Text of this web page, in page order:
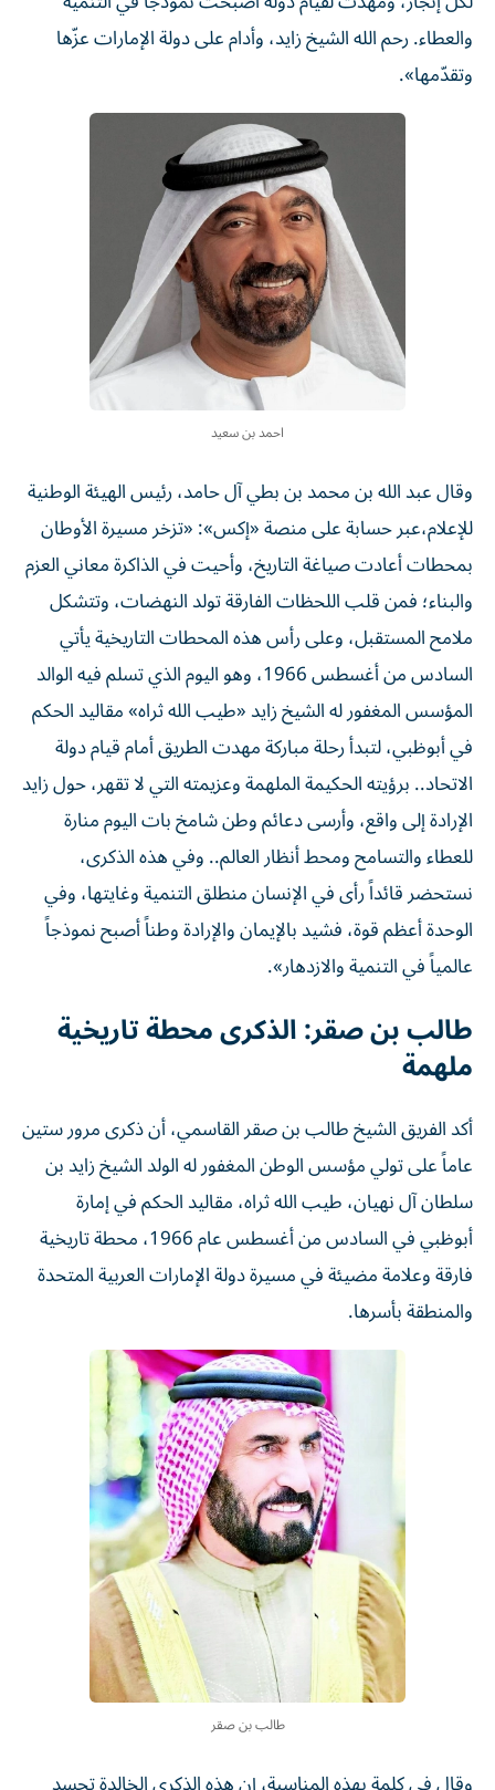
والعطاء. رحم الله الشيخ زايد، وأدام على دولة الإمارات عزّها
وتقدّمها».
احمد بن سعيد
وقال عبد الله بن محمد بن بطي آل حامد، رئيس الهيئة الوطنية
للإعلام،عبر حسابة على منصة «إكس»: «تزخر مسيرة الأوطان
بمحطات أعادت صياغة التاريخ، وأحيت في الذاكرة معاني العزم
والبناء؛ فمن قلب اللحظات الفارقة تولد النهضات، وتتشكل
ملامح المستقبل، وعلى رأس هذه المحطات التاريخية يأتي
السادس من أغسطس 1966، وهو اليوم الذي تسلم فيه الوالد
المؤسس المغفور له الشيخ زايد «طيب الله ثراه» مقاليد الحكم
في أبوظبي، لتبدأ رحلة مباركة مهدت الطريق أمام قيام دولة
الاتحاد.. برؤيته الحكيمة الملهمة وعزيمته التي لا تقهر، حول زايد
الإرادة إلى واقع، وأرسى دعائم وطن شامخ بات اليوم منارة
للعطاء والتسامح ومحط أنظار العالم.. وفي هذه الذكرى،
نستحضر قائداً رأى في الإنسان منطلق التنمية وغايتها، وفي
الوحدة أعظم قوة، فشيد بالإيمان والإرادة وطناً أصبح نموذجاً
عالمياً في التنمية والازدهار».
طالب بن صقر: الذكرى محطة تاريخية
ملهمة
أكد الفريق الشيخ طالب بن صقر القاسمي، أن ذكرى مرور ستين
عاماً على تولي مؤسس الوطن المغفور له الولد الشيخ زايد بن
سلطان آل نهيان، طيب الله ثراه، مقاليد الحكم في إمارة
أبوظبي في السادس من أغسطس عام 1966، محطة تاريخية
فارقة وعلامة مضيئة في مسيرة دولة الإمارات العربية المتحدة
والمنطقة بأسرها.
طالب بن صقر